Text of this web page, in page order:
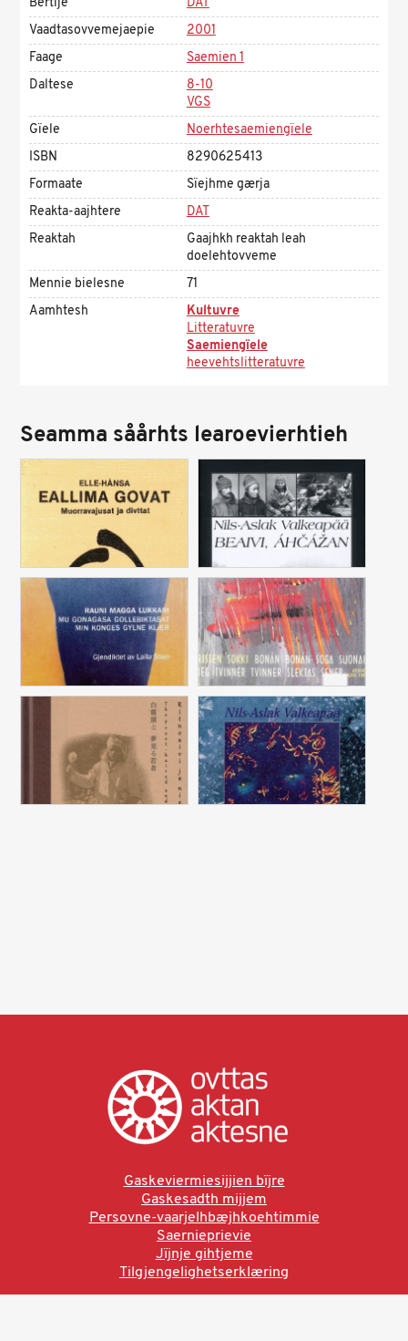
Vaadtasovvemejaepie
2001
Faage
Saemien 1
Daltese
8-10
VGS
Gïele
Noerhtesaemiengïele
ISBN
8290625413
Formaate
Sïejhme gærja
Reakta-aajhtere
DAT
Reaktah
Gaajhkh reaktah leah
doelehtovveme
Mennie bielesne
71
Aamhtesh
Kultuvre
Litteratuvre
Saemiengïele
heevehtslitteratuvre
Seamma såårhts learoevierhtieh
Gaskeviermiesijjien bïjre
Gaskesadth mijjem
Persovne-vaarjelhbæjhkoehtimmie
Saernieprievie
Jïjnje gihtjeme
Tilgjengelighetserklæring